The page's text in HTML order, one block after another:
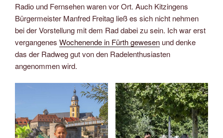
Radio und Fernsehen waren vor Ort. Auch Kitzingens
Bürgermeister Manfred Freitag ließ es sich nicht nehmen
bei der Vorstellung mit dem Rad dabei zu sein. Ich war erst
vergangenes Wochenende in Fürth gewesen und denke
das der Radweg gut von den Radelenthusiasten
angenommen wird.